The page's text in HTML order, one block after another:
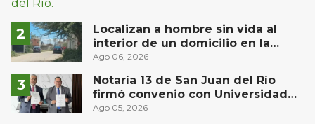
Localizan a hombre sin vida al
interior de un domicilio en la
comunidad El Rodeo, San Juan del
Ago 06, 2026
Notaría 13 de San Juan del Río
firmó convenio con Universidad
Privada del Bajío para recibir
Ago 05, 2026